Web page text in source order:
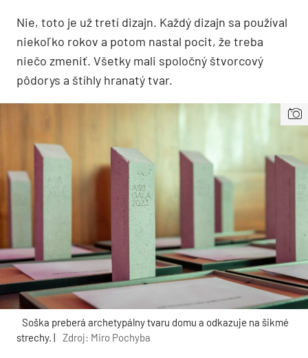
Nie, toto je už tretí dizajn. Každý dizajn sa používal
niekoľko rokov a potom nastal pocit, že treba
niečo zmeniť. Všetky mali spoločný štvorcový
pôdorys a štíhly hranatý tvar.
Soška preberá archetypálny tvaru domu a odkazuje na šikmé
strechy. |
Zdroj: Miro Pochyba